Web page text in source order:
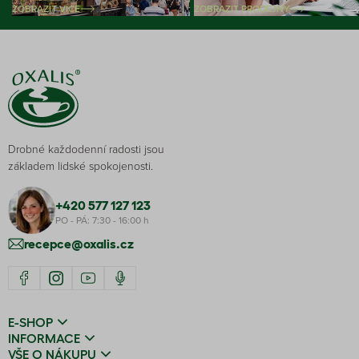
ZOBRAZIT VÍCE ZOBRAZIT PRODEJNY
Drobné každodenní radosti jsou
základem lidské spokojenosti.
+420 577 127 123
PO - PÁ: 7:30 - 16:00 h
recepce@oxalis.cz
E-SHOP
INFORMACE
VŠE O NÁKUPU